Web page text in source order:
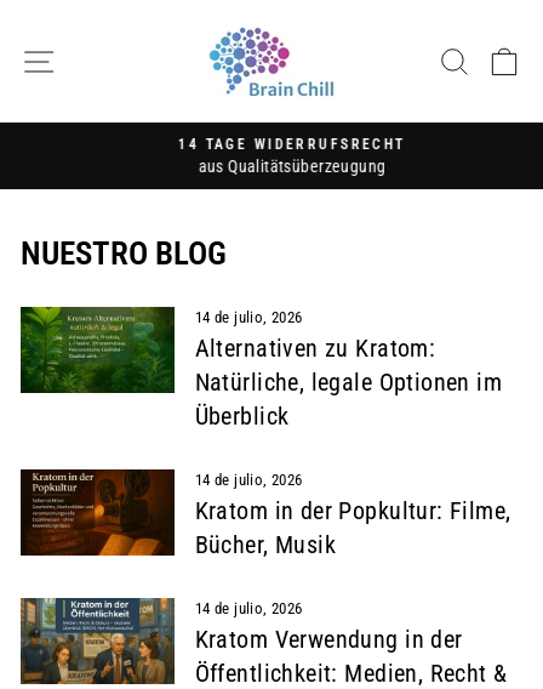
diapositivas
14 TAGE WIDERRUFSRECHT
aus Qualitätsüberzeugung
NUESTRO BLOG
14 de julio, 2026
Alternativen zu Kratom:
Natürliche, legale Optionen im
Überblick
14 de julio, 2026
Kratom in der Popkultur: Filme,
Bücher, Musik
14 de julio, 2026
Kratom Verwendung in der
Öffentlichkeit: Medien, Recht &